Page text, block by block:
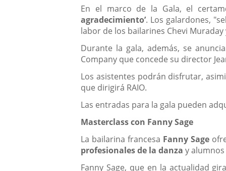
En el marco de la Gala, el
agradecimiento’. Los galardones,
labor de los bailarines Chevi Muraday
Durante la gala, además, se
Company que concede su director
Los asistentes podrán disfrutar,
que dirigirá RAIO.
Las entradas para la gala pueden
Masterclass con Fanny Sage
La bailarina francesa Fanny Sage
profesionales de la danza y
Fanny Sage, que en la actualidad